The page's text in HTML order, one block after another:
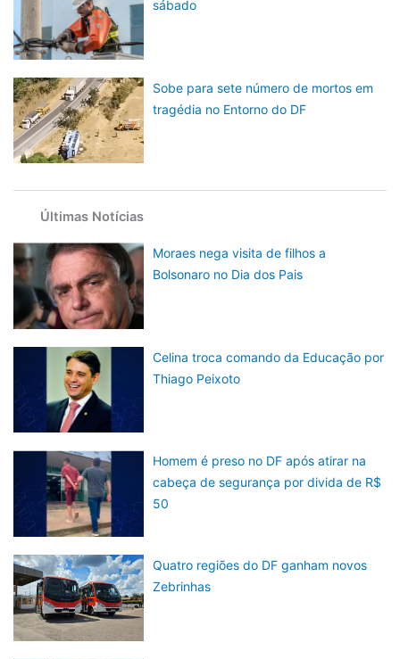
sábado
Sobe para sete número de mortos em
tragédia no Entorno do DF
Últimas Notícias
Moraes nega visita de filhos a
Bolsonaro no Dia dos Pais
Celina troca comando da Educação por
Thiago Peixoto
Homem é preso no DF após atirar na
cabeça de segurança por divida de R$
50
Quatro regiões do DF ganham novos
Zebrinhas